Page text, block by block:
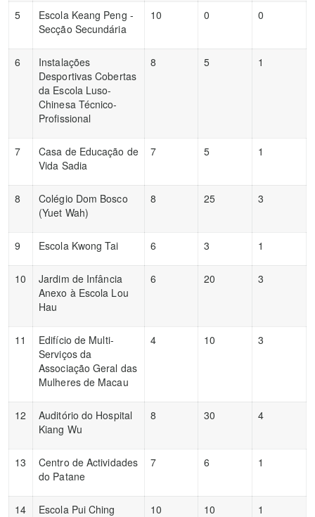
5
Escola Keang Peng -
Secção Secundária
10 0 0
6
Instalações
Desportivas Cobertas
da Escola Luso-
Chinesa Técnico-
Profissional
8 5 1
7
Casa de Educação de
Vida Sadia
7 5 1
8
Colégio Dom Bosco
(Yuet Wah)
8 25 3
9 Escola Kwong Tai 6 3 1
10
Jardim de Infância
Anexo à Escola Lou
Hau
6 20 3
11
Edifício de Multi-
Serviços da
Associação Geral das
Mulheres de Macau
4 10 3
12
Auditório do Hospital
Kiang Wu
8 30 4
13
Centro de Actividades
do Patane
7 6 1
14 Escola Pui Ching 10 10 1